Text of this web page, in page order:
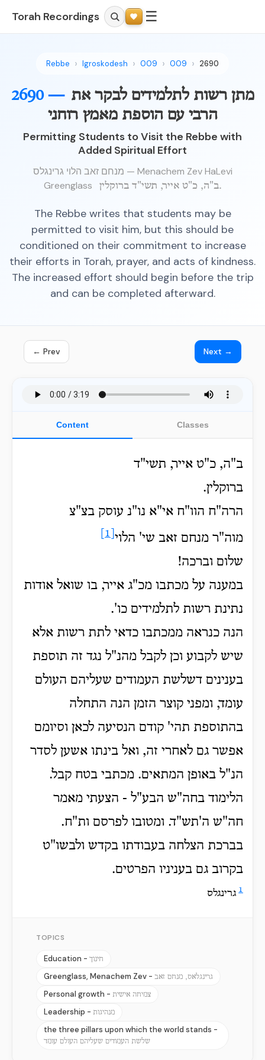
Torah Recordings ☰
Rebbe Igroskodesh 009 009 2690
2690 — מתן רשות לתלמידים לבקר את
הרבי עם הוספת מאמץ רוחני
Permitting Students to Visit the Rebbe with
Added Spiritual Effort
מנחם זאב הלוי גרינגלס — Menachem Zev HaLevi
Greenglass
ב"ה, כ"ט אייר, תשי"ד ברוקלין.
The Rebbe writes that students may be
permitted to visit him, but this should be
conditioned on their commitment to increase
their efforts in Torah, prayer, and acts of kindness.
The increased effort should begin before the trip
and can be completed afterward.
← Prev Next →
Content Classes
ב"ה, כ"ט אייר, תשי"ד
ברוקלין.
הרה"ח הוו"ח אי"א נו"נ עוסק בצ"צ
מוה"ר מנחם זאב שי' הלוי
שלום וברכה!
במענה על מכתבו מכ"ג אייר, בו שואל אודות
נתינת רשות לתלמידים כו'.
הנה כנראה ממכתבו כדאי לתת רשות אלא
שיש לקבוע וכן לקבל מהנ"ל נגד זה תוספת
בענינים דשלשת העמודים שעליהם העולם
עומד, ומפני קוצר הזמן הנה התחלה
בהתוספת תהי' קודם הנסיעה לכאן וסיומם
אפשר גם לאחרי זה, ואל בינתו אשען לסדר
הנ"ל באופן המתאים. מכתבי בטח קבל.
הלימוד בחה"ש הבע"ל - הצעתי מאמר
חה"ש ה'תש"ד. ומטובו לפרסם ות"ח.
בברכת הצלחה בעבודתו בקדש ולבשו"ט
בקרוב גם בעניניו הפרטים.
1 גרינגלס
TOPICS
Education - חינוך
Greenglass, Menachem Zev - גרינגלאס, מנחם זאב
Personal growth - צמיחה אישית
Leadership - מנהיגות
the three pillars upon which the world stands -
שלשת העמודים שעליהם העולם עומד